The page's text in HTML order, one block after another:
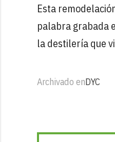
Esta
palabra grabada
la destilería que
Archivado enDYC